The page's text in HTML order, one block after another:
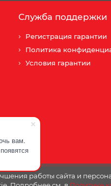
вам.
работы сайта и
Служба поддержки
Регистрация гарантии
Политика
Условия гарантии